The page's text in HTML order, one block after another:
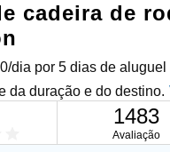
cadeira de
dia por 5 dias de aluguel
da duração e do destino.
1483
Avaliação